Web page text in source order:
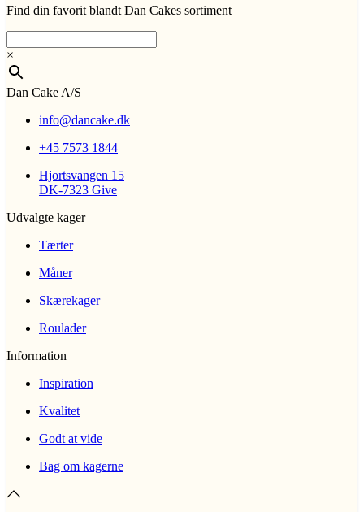
Find din favorit blandt Dan Cakes sortiment
×
Dan Cake A/S
info@dancake.dk
+45 7573 1844
Hjortsvangen 15
DK-7323 Give
Udvalgte kager
Tærter
Måner
Skærekager
Roulader
Information
Inspiration
Kvalitet
Godt at vide
Bag om kagerne